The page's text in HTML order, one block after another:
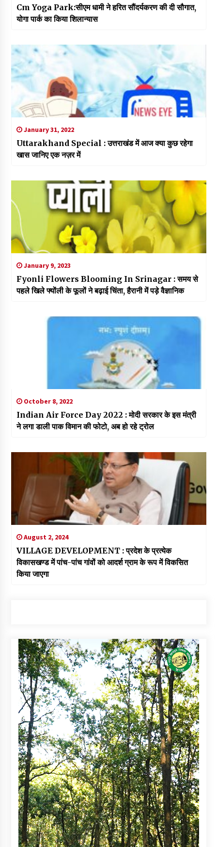
Cm Yoga Park:सीएम धामी ने हरित सौंदर्यकरण की दी सौगात,
योगा पार्क का किया शिलान्यास
January 31, 2022
Uttarakhand Special : उत्तराखंड में आज क्या कुछ रहेगा
खास जानिए एक नज़र में
January 9, 2023
Fyonli Flowers Blooming In Srinagar : समय से
पहले खिले फ्योंली के फूलों ने बढ़ाई चिंता, हैरानी में पड़े वैज्ञानिक
October 8, 2022
Indian Air Force Day 2022 : मोदी सरकार के इस मंत्री
ने लगा डाली पाक विमान की फोटो, अब हो रहे ट्रोल
August 2, 2024
VILLAGE DEVELOPMENT : प्रदेश के प्रत्येक
विकासखण्ड में पांच-पांच गांवों को आदर्श ग्राम के रूप में विकसित
किया जाएगा